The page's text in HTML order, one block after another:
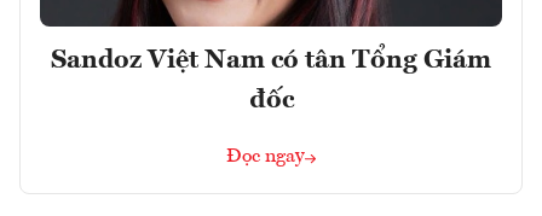
Sandoz Việt Nam có tân Tổng Giám
đốc
Đọc ngay